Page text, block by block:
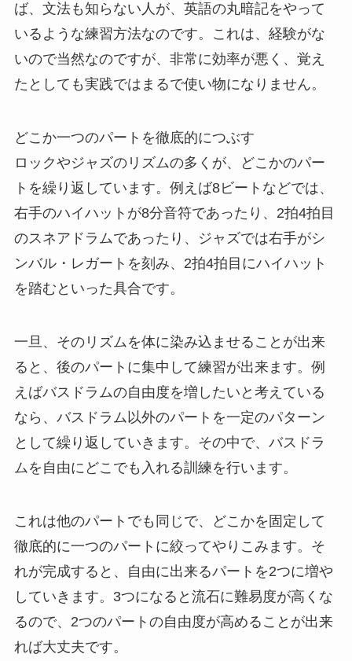
ば、文法も知らない人が、英語の丸暗記をやって
いるような練習方法なのです。これは、経験がな
いので当然なのですが、非常に効率が悪く、覚え
たとしても実践ではまるで使い物になりません。
どこか一つのパートを徹底的につぶす
ロックやジャズのリズムの多くが、どこかのパー
トを繰り返しています。例えば8ビートなどでは、
右手のハイハットが8分音符であったり、2拍4拍目
のスネアドラムであったり、ジャズでは右手がシ
ンバル・レガートを刻み、2拍4拍目にハイハット
を踏むといった具合です。
一旦、そのリズムを体に染み込ませることが出来
ると、後のパートに集中して練習が出来ます。例
えばバスドラムの自由度を増したいと考えている
なら、バスドラム以外のパートを一定のパターン
として繰り返していきます。その中で、バスドラ
ムを自由にどこでも入れる訓練を行います。
これは他のパートでも同じで、どこかを固定して
徹底的に一つのパートに絞ってやりこみます。そ
れが完成すると、自由に出来るパートを2つに増や
していきます。3つになると流石に難易度が高くな
るので、2つのパートの自由度が高めることが出来
れば大丈夫です。